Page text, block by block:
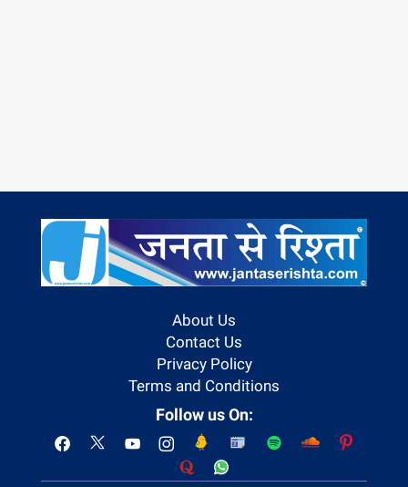
About Us
Contact Us
Privacy Policy
Terms and Conditions
Follow us On: